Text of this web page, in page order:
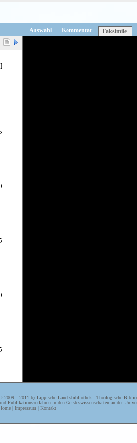
Auswahl
Kommentar Faksimile
2009—2011 by Lippische Landesbibliothek - Theologische
Publikationsverfahren in den Geisteswissenschaften an der
| Impressum | Kontakt